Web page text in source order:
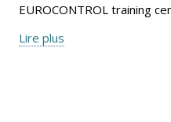
EUROCONTROL training
Lire plus